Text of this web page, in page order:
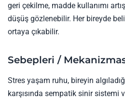
geri çekilme, madde kullanımı
düşüş gözlenebilir. Her bireyde
ortaya çıkabilir.
Sebepleri /
Stres yaşam ruhu, bireyin
karşısında sempatik sinir sistemi